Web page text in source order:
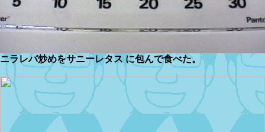
ニラレバ炒めをサニーレタス に包んで食べた。